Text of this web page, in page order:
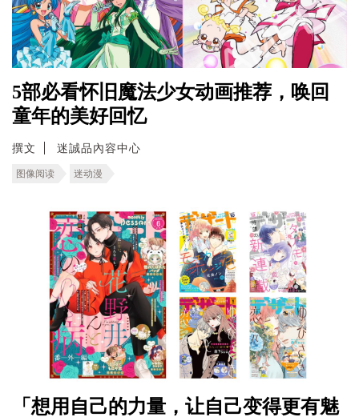
5部必看怀旧魔法少女动画推荐，唤回
童年的美好回忆
撰文 迷誠品內容中心
图像阅读 迷动漫
「想用自己的力量，让自己变得更有魅